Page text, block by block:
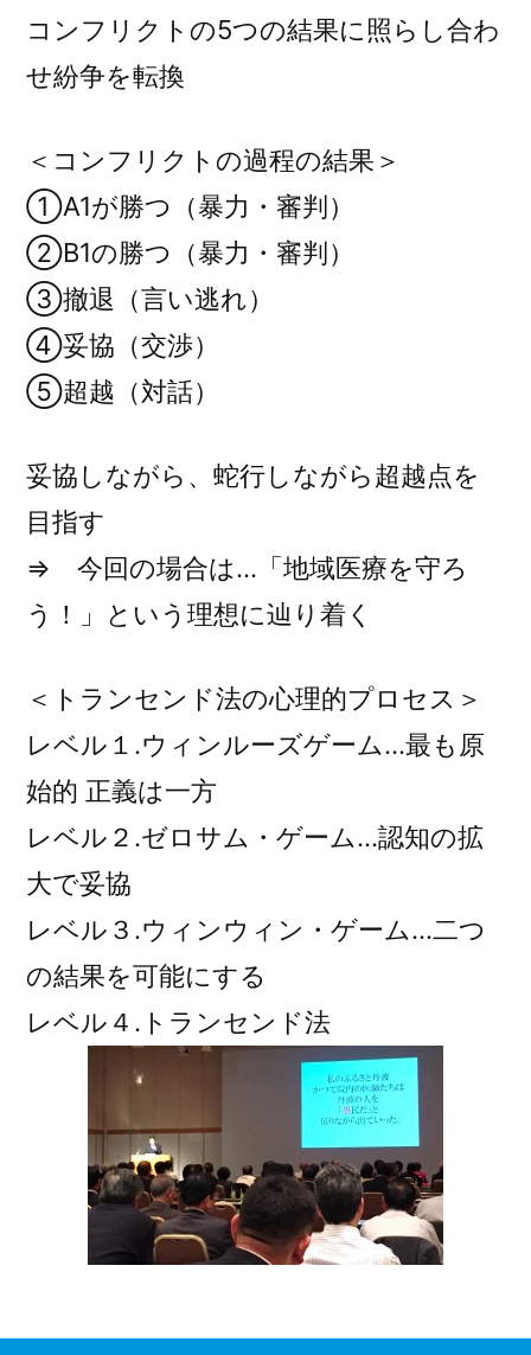
コンフリクトの5つの結果に照らし合わ
せ紛争を転換
＜コンフリクトの過程の結果＞
①A1が勝つ（暴力・審判）
②B1の勝つ（暴力・審判）
③撤退（言い逃れ）
④妥協（交渉）
⑤超越（対話）
妥協しながら、蛇行しながら超越点を
目指す
⇒ 今回の場合は…「地域医療を守ろ
う！」という理想に辿り着く
＜トランセンド法の心理的プロセス＞
レベル１.ウィンルーズゲーム…最も原
始的 正義は一方
レベル２.ゼロサム・ゲーム…認知の拡
大で妥協
レベル３.ウィンウィン・ゲーム…二つ
の結果を可能にする
レベル４.トランセンド法